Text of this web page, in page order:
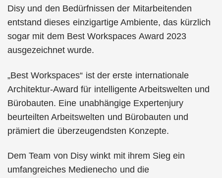
Disy und den Bedürfnissen der Mitarbeitenden
entstand dieses einzigartige Ambiente, das kürzlich
sogar mit dem Best Workspaces Award 2023
ausgezeichnet wurde.
„Best Workspaces“ ist der erste internationale
Architektur-Award für intelligente Arbeitswelten und
Bürobauten. Eine unabhängige Expertenjury
beurteilten Arbeitswelten und Bürobauten und
prämiert die überzeugendsten Konzepte.
Dem Team von Disy winkt mit ihrem Sieg ein
umfangreiches Medienecho und die